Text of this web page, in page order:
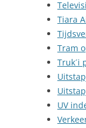
Tiara
Tram
Truk´i
UV